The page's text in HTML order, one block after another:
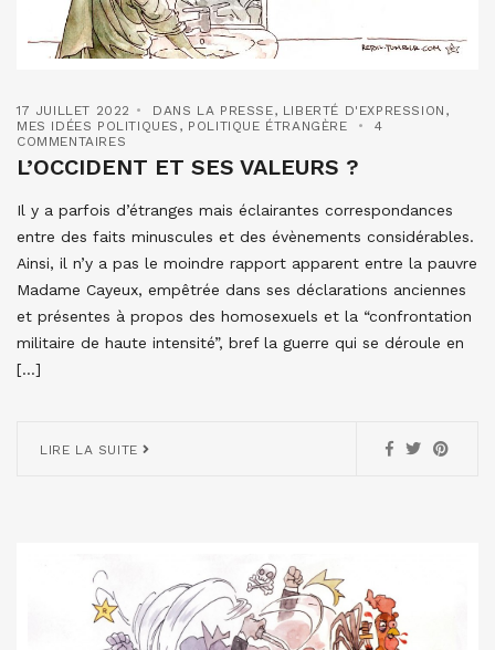
17 JUILLET 2022 DANS LA PRESSE, LIBERTÉ D'EXPRESSION ,
MES IDÉES POLITIQUES , POLITIQUE ÉTRANGÈRE
4
COMMENTAIRES
L’OCCIDENT ET SES VALEURS ?
Il y a parfois d’étranges mais éclairantes correspondances
entre des faits minuscules et des évènements considérables.
Ainsi, il n’y a pas le moindre rapport apparent entre la pauvre
Madame Cayeux, empêtrée dans ses déclarations anciennes
et présentes à propos des homosexuels et la “confrontation
militaire de haute intensité”, bref la guerre qui se déroule en
[…]
LIRE LA SUITE